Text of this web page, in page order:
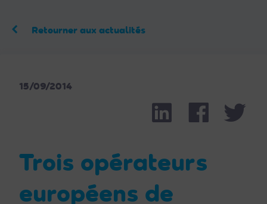
Retourner aux actualités
15/09/2014
Linkedin Facebook
Trois opérateurs
européens de